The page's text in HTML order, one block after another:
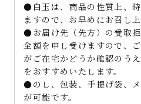
●白玉は、商品の性質上、
ますので、お早めにお召し
●お届け先（先方）の受取
全額を申し受けますので、
がご在宅かどうか確認のう
をおすすめいたします。
●のし、包装、手提げ袋、
が可能です。